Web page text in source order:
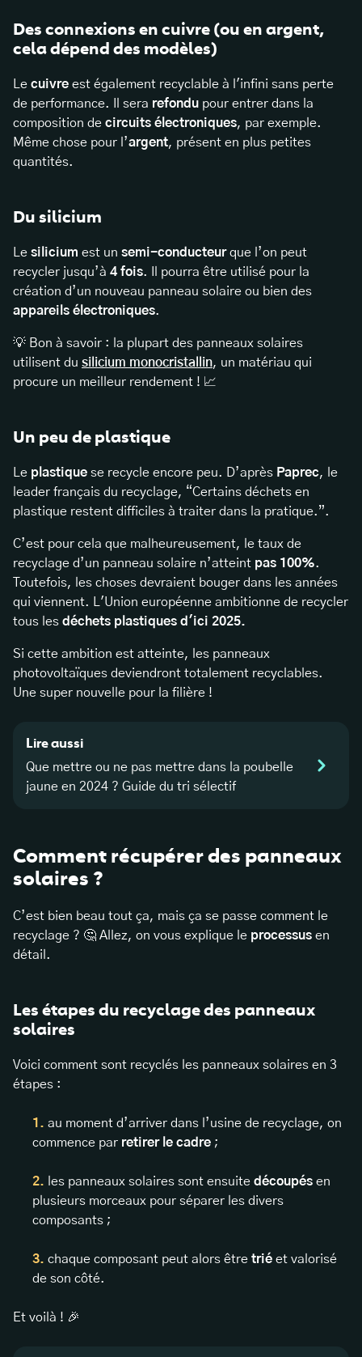
Des connexions en cuivre (ou en argent,
cela dépend des modèles)
Le cuivre est également recyclable à l'infini sans perte
de performance. Il sera refondu pour entrer dans la
composition de circuits électroniques, par exemple.
Même chose pour l’argent, présent en plus petites
quantités.
Du silicium
Le silicium est un semi-conducteurque l’on peut
recycler jusqu’à 4 fois. Il pourra être utilisé pour la
création d’un nouveau panneau solaire ou bien des
appareils électroniques.
💡 Bon à savoir : la plupart des panneaux solaires
utilisent du silicium monocristallin, un matériau qui
procure un meilleur rendement ! 📈
Un peu de plastique
Le plastique se recycle encore peu. D’après Paprec, le
leader français du recyclage, “Certains déchets en
plastique restent difficiles à traiter dans la pratique.”.
C’est pour cela que malheureusement, le taux de
recyclage d’un panneau solaire n’atteint pas 100%.
Toutefois, les choses devraient bouger dans les années
qui viennent. L'Union européenne ambitionne de recycler
tous les déchets plastiques d'ici 2025.
Si cette ambition est atteinte, les panneaux
photovoltaïques deviendront totalement recyclables.
Une super nouvelle pour la filière !
Lire aussi
Que mettre ou ne pas mettre dans la poubelle
jaune en 2024 ? Guide du tri sélectif
Comment récupérer des panneaux
solaires ?
C’est bien beau tout ça, mais ça se passe comment le
recyclage ? 🤔 Allez, on vous explique le processus en
détail.
Les étapes du recyclage des panneaux
solaires
Voici comment sont recyclés les panneaux solaires en 3
étapes :
au moment d’arriver dans l’usine de recyclage, on
commence par retirer le cadre ;
les panneaux solaires sont ensuite découpés en
plusieurs morceaux pour séparer les divers
composants ;
chaque composant peut alors être trié et valorisé
de son côté.
Et voilà ! 🎉